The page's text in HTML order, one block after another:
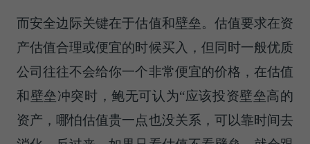
而安全边际关键在于估值和壁垒。估值要求在资
产估值合理或便宜的时候买入，但同时一般优质
公司往往不会给你一个非常便宜的价格，在估值
和壁垒冲突时，鲍无可认为“应该投资壁垒高的
资产，哪怕估值贵一点也没关系，可以靠时间去